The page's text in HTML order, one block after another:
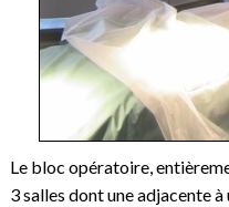
Le bloc opératoire,
3 salles dont une adjacente